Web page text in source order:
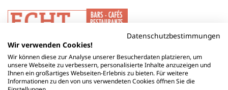
Datenschutzbestimmungen
Wir verwenden Cookies!
Wir können diese zur Analyse unserer Besucherdaten platzieren, um
unsere Webseite zu verbessern, personalisierte Inhalte anzuzeigen und
Ihnen ein großartiges Webseiten-Erlebnis zu bieten. Für weitere
Informationen zu den von uns verwendeten Cookies öffnen Sie die